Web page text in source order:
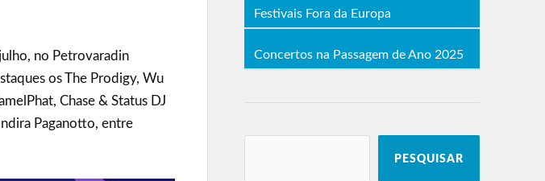
no Petrovaradin
os The Prodigy, Wu
Chase & Status DJ
Paganotto, entre
Festivais Fora da Europa
Concertos na Passagem de Ano 2025
PESQUISAR